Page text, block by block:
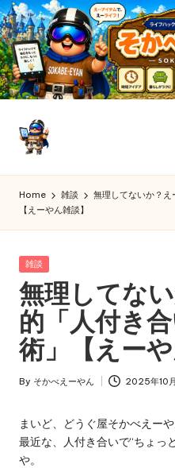
Skip
to
content
ど
う
ぐ
屋
そ
か
べ
え
ー
や
ん
も“え
ん”が
え
ー
も
ん
教
る
Home 雑談
無理してないか？え
【えーやん雑談】
Posted
雑談
無理してな
的「人付き
術」【えーや
Posted
By そかべえーやん 2025年10
まいど、どうぐ屋そかべえーや
最近な、人付き合いで“ちょっ
や。